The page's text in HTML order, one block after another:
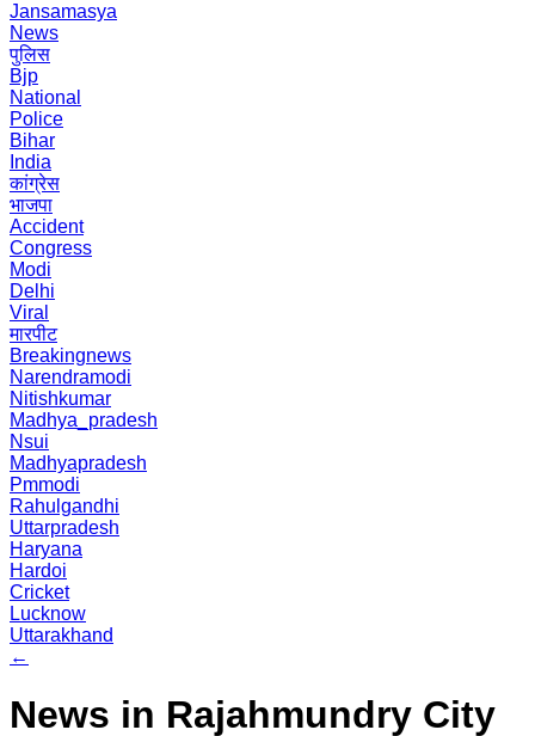
Jansamasya
News
पुलिस
Bjp
National
Police
Bihar
India
कांग्रेस
भाजपा
Accident
Congress
Modi
Delhi
Viral
मारपीट
Breakingnews
Narendramodi
Nitishkumar
Madhya_pradesh
Nsui
Madhyapradesh
Pmmodi
Rahulgandhi
Uttarpradesh
Haryana
Hardoi
Cricket
Lucknow
Uttarakhand
←
News in Rajahmundry City